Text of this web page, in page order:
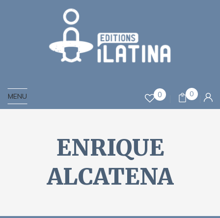
MENU 0 0
ENRIQUE
ALCATENA